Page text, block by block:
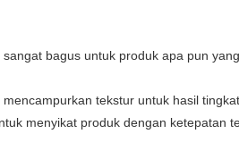
bagus untuk produk apa pun
tekstur untuk hasil
menyikat produk dengan ketepatan